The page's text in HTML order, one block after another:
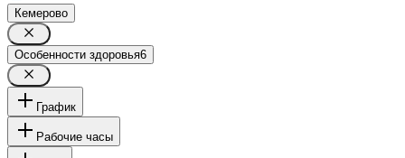
Кемерово
Особенности здоровья6
График
Рабочие часы